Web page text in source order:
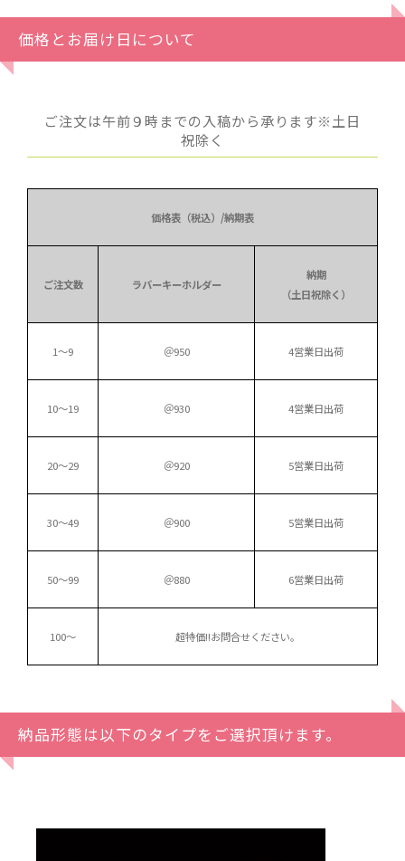
価格とお届け日について
ご注文は午前９時までの入稿から承ります※土日
祝除く
価格表（税込）/納期表
ご注文数 ラバーキーホルダー
納期
（土日祝除く）
1～9 ＠950 4営業日出荷
10～19 ＠930 4営業日出荷
20～29 ＠920 5営業日出荷
30～49 ＠900 5営業日出荷
50～99 ＠880 6営業日出荷
100～ 超特価!!お問合せください。
納品形態は以下のタイプをご選択頂けます。